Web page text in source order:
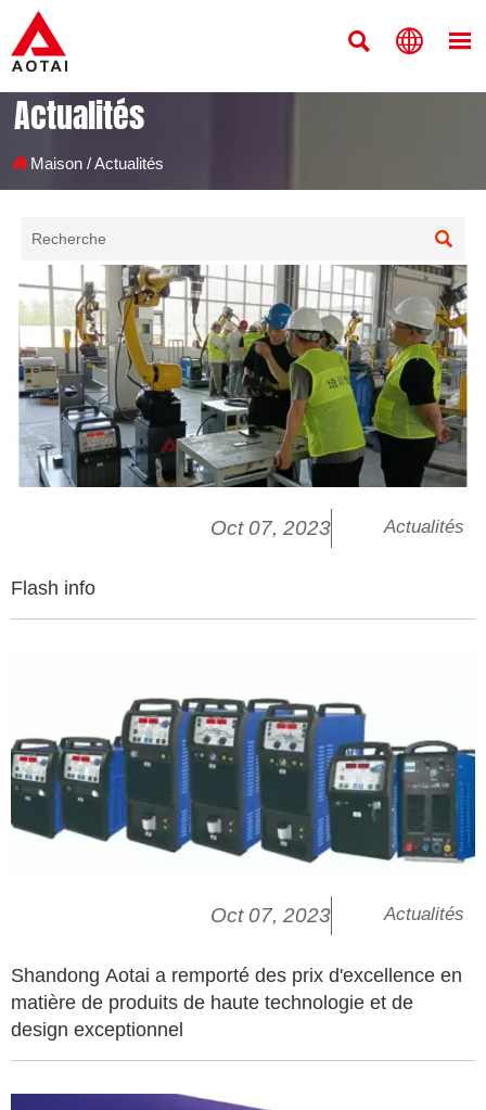
  
Actualités
Maison /Actualités

Oct 07, 2023 Actualités
Flash info
Oct 07, 2023 Actualités
Shandong Aotai a remporté des prix d'excellence en
matière de produits de haute technologie et de
design exceptionnel